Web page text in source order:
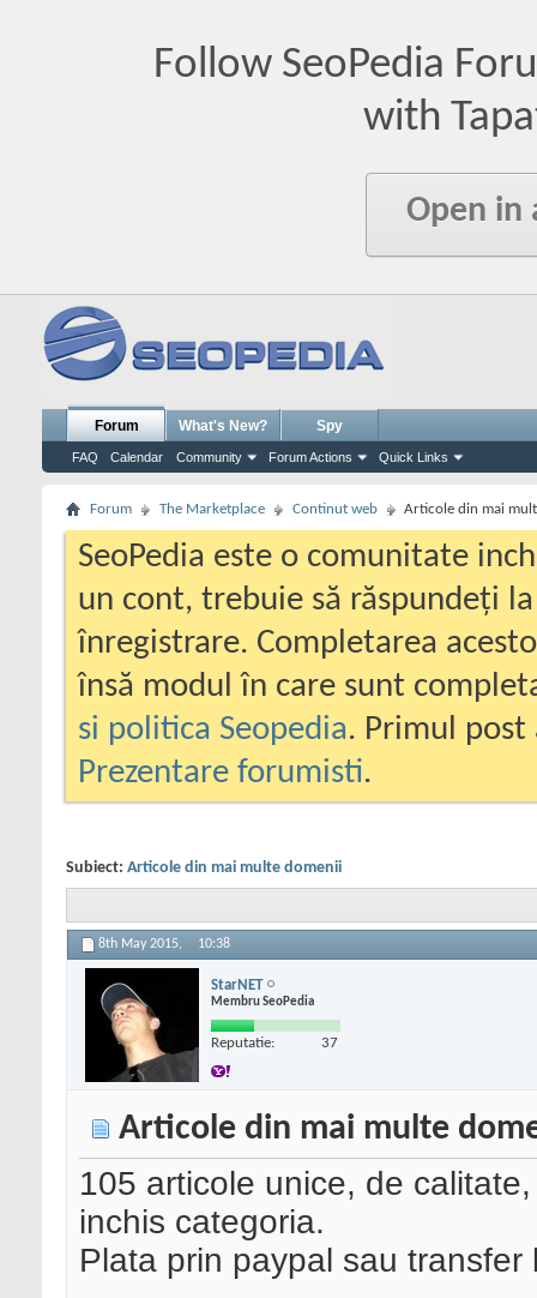
Follow SeoPedia
with
Open in
Forum
FAQ Calendar Community Forum Actions Quick Links
What's New? Spy
Forum The Marketplace Continut web Articole din mai
SeoPedia este o comunitate
un cont, trebuie să răspundeți
înregistrare. Completarea
însă modul în care sunt
si politica Seopedia. Primul
Prezentare forumisti.
Subiect: Articole din mai multe domenii
8th May 2015, 10:38
StarNET
Membru SeoPedia
Reputatie: 37
Articole din mai multe
105 articole unice, de
inchis categoria.
Plata prin paypal sau transfer